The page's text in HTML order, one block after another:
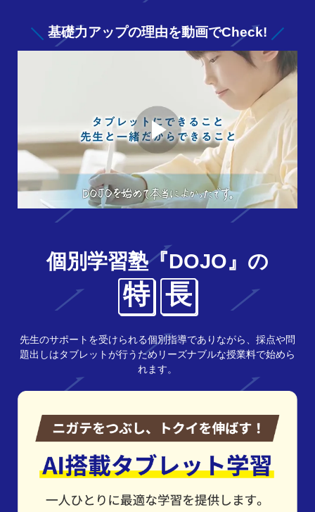
基礎力アップの理由を動画でCheck!
個別学習塾『DOJO』の
特 長
先生のサポートを受けられる個別指導でありながら、採点や問
題出しはタブレットが行うためリーズナブルな授業料で始めら
れます。